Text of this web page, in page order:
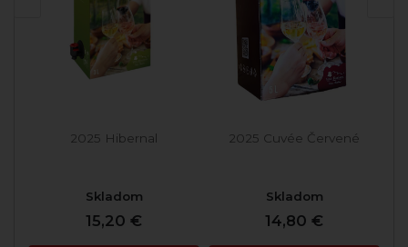
2025 Hibernal
Skladom
15,20 €
2025 Cuvée Červené
Skladom
14,80 €